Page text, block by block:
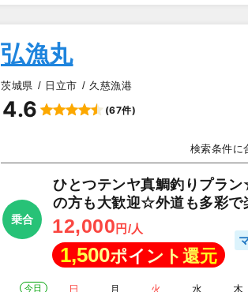
弘漁丸
茨城県 日立市 久慈漁港
4.6 (67件)
検索条件に
乗合
ひとつテンヤ真鯛釣りプラ
の方も大歓迎☆外道も多彩で
12,000 円/人
1,500ポイント還元
今日 日 月 火 水 木